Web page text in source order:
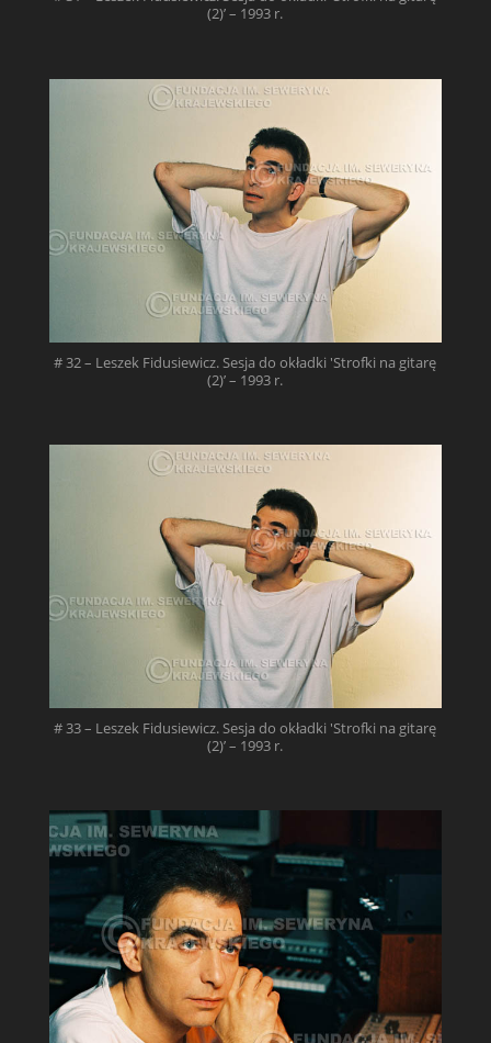
(2)’ – 1993 r.
# 32 – Leszek Fidusiewicz. Sesja do okładki 'Strofki na gitarę
(2)’ – 1993 r.
# 33 – Leszek Fidusiewicz. Sesja do okładki 'Strofki na gitarę
(2)’ – 1993 r.